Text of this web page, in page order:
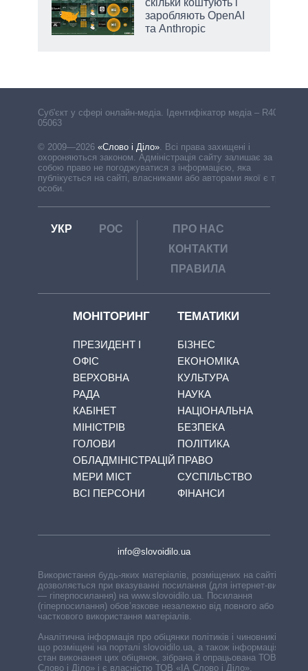
заробляють OpenAI
та Anthropic
Cуб'єкт у сфері онлайн-медіа. Ідентифікатор медіа – R40-
05063
© 2009—2026 «Слово і Діло» Всі права захищені і
охороняються законом. Адміністрація сайту залишає за
собою право не погоджуватися з інформацією, яка
публікується на сайті, власниками або авторами якої є треті
особи.
УКР РОС
ПРО НАС
КОНТАКТИ
ПРАВИЛА
МОНІТОРИНГ
ПРЕЗИДЕНТ І
ОФІС
ВЕРХОВНА
РАДА
КАБІНЕТ
МІНІСТРІВ
ГОЛОВИ
ОБЛАДМІНІСТРАЦІЙ
МЕРИ МІСТ
ВСІ ПЕРСОНИ
ТЕМАТИКИ
БІЗНЕС
ЕКОНОМІКА
КУЛЬТУРА
НАУКА
НАЦІОНАЛЬНА
БЕЗПЕКА
ПОЛІТИКА
ПРАВО
СУСПІЛЬСТВО
ФІНАНСИ
info@slovoidilo.ua
Використання будь-яких матеріалів, розміщених на сайті,
дозволяється при вказуванні посилання (для інтернет-видань
— гіперпосилання) на www.slovoidilo.ua. Посилання
(гіперпосилання) обов’язкове незалежно від повного або
часткового використання матеріалів.
Аналітична інформація про обіцянки політиків і чиновників,
що розміщені на порталі slovoidilo.ua, а також інформація про
стан виконання цих обіцянок, зібрана й опрацьована ТОВ «ІА
Слово і Діло» і є власністю ТОВ «ІА Слово і Діло».